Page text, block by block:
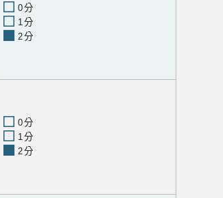
0分
1分
2分
0分
1分
2分